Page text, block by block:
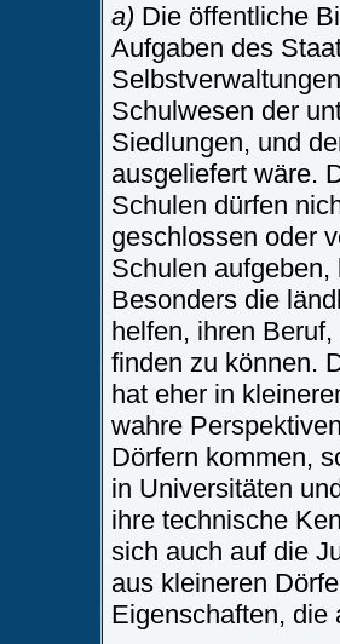
a) Die öffentliche
Aufgaben des
Schulwesen der
Siedlungen, und
ausgeliefert wäre.
Schulen dürfen
geschlossen oder
Schulen
Besonders die
helfen, ihren
finden zu können.
hat eher in
wahre
Dörfern kommen,
in Universitäten
ihre technische
sich auch auf die
aus kleineren
Eigenschaften, die